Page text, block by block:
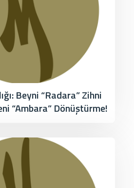
Beyni “Radara” Zihni
“Ambara” Dönüştürme!